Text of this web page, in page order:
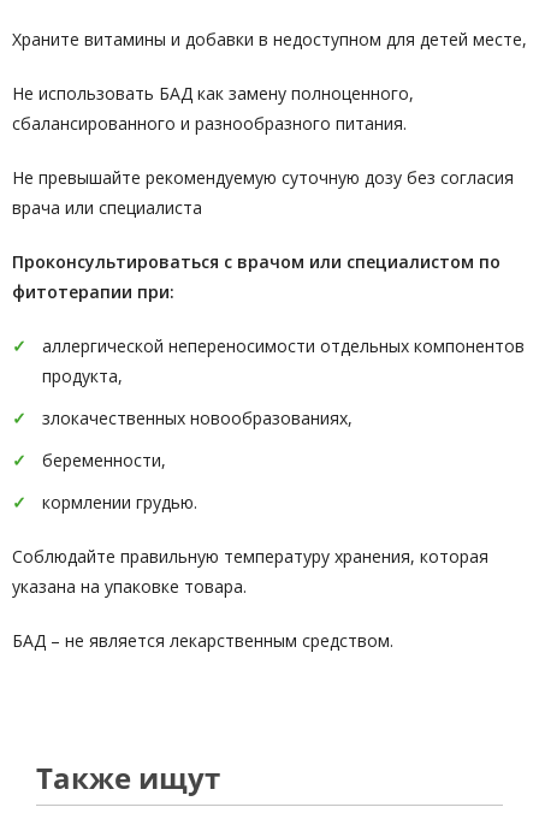
Храните витамины и добавки в недоступном для детей месте,
Не использовать БАД как замену полноценного,
сбалансированного и разнообразного питания.
Не превышайте рекомендуемую суточную дозу без согласия
врача или специалиста
Проконсультироваться с врачом или специалистом по
фитотерапии при:
аллергической непереносимости отдельных компонентов
продукта,
злокачественных новообразованиях,
беременности,
кормлении грудью.
Соблюдайте правильную температуру хранения, которая
указана на упаковке товара.
БАД – не является лекарственным средством.
Также ищут